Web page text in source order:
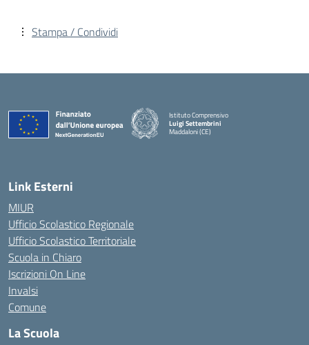
Stampa / Condividi
Istituto Comprensivo
Luigi Settembrini
Maddaloni (CE)
Link Esterni
MIUR
Ufficio Scolastico Regionale
Ufficio Scolastico Territoriale
Scuola in Chiaro
Iscrizioni On Line
Invalsi
Comune
La Scuola